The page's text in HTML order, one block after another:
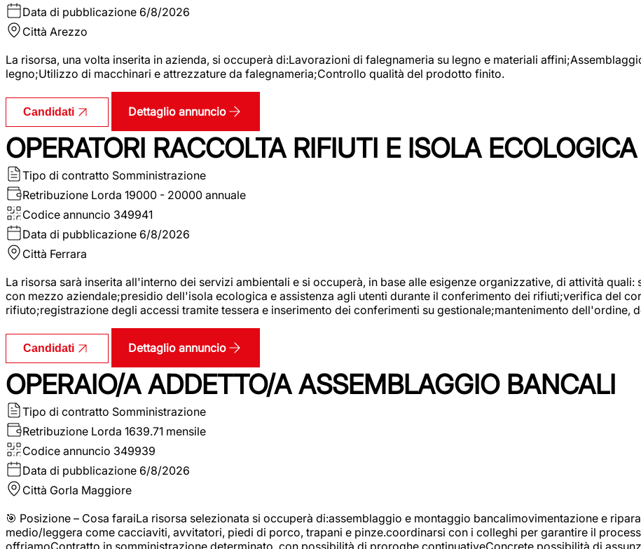
Data di pubblicazione 6/8/2026
Città Arezzo
La risorsa, una volta inserita in azienda, si occuperà di:Lavorazioni di falegnameria su legno e materiali
legno;Utilizzo di macchinari e attrezzature da falegnameria;Controllo qualità del prodotto finito.
Candidati Dettaglio annuncio
OPERATORI RACCOLTA RIFIUTI E ISOLA ECOLOGICA
Tipo di contratto Somministrazione
Retribuzione Lorda 19000 - 20000 annuale
Codice annuncio 349941
Data di pubblicazione 6/8/2026
Città Ferrara
La risorsa sarà inserita all'interno dei servizi ambientali e si occuperà, in base alle esigenze organizzative, di attività
con mezzo aziendale;presidio dell'isola ecologica e assistenza agli utenti durante il conferimento dei rifiuti;verifica del
rifiuto;registrazione degli accessi tramite tessera e inserimento dei conferimenti su gestionale;mantenimento dell'ordine,
Candidati Dettaglio annuncio
OPERAIO/A ADDETTO/A ASSEMBLAGGIO BANCALI
Tipo di contratto Somministrazione
Retribuzione Lorda 1639.71 mensile
Codice annuncio 349939
Data di pubblicazione 6/8/2026
Città Gorla Maggiore
🎯 Posizione – Cosa faraiLa risorsa selezionata si occuperà di:assemblaggio e montaggio bancalimovimentazione e
medio/leggera come cacciaviti, avvitatori, piedi di porco, trapani e pinze.coordinarsi con i colleghi per garantire il
offriamoContratto in somministrazione determinato, con possibilità di proroghe continuativeConcrete possibilità di